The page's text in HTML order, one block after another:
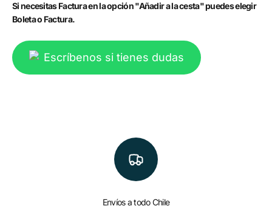
Si necesitas Factura en la opción "Añadir a la cesta" puedes elegir
Boleta o Factura.
Escríbenos si tienes dudas
Envíos a todo Chile